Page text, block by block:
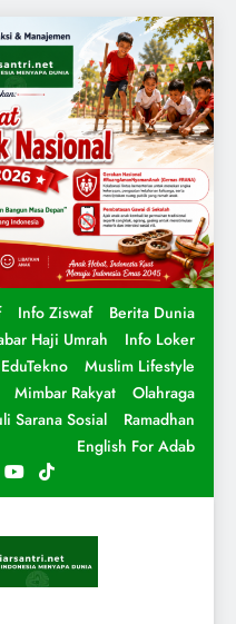
Info Ziswaf
Berita Dunia
Haji Umrah
Info Loker
EduTekno
Muslim Lifestyle
Mimbar Rakyat
Olahraga
Sarana Sosial
Ramadhan
English For Adab